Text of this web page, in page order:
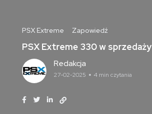
PSX Extreme Zapowiedź
PSX Extreme 330 w sprzedaży
Redakcja
27-02-2025 4 min czytania